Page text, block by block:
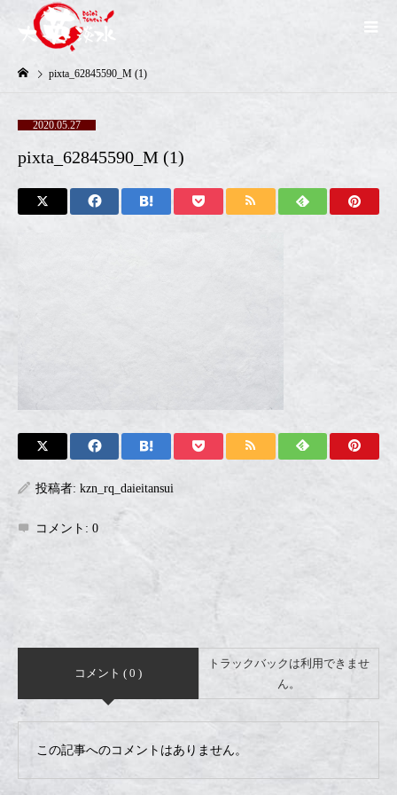
pixta_62845590_M (1)
2020.05.27
pixta_62845590_M (1)
投稿者: kzn_rq_daieitansui
コメント: 0
コメント ( 0 )
トラックバックは利用できませ
ん。
この記事へのコメントはありません。